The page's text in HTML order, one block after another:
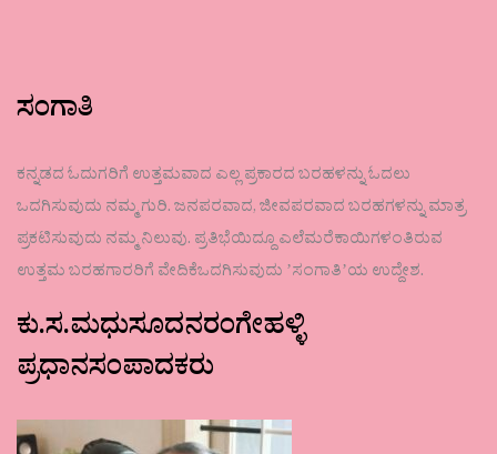
ಸಂಗಾತಿ
ಕನ್ನಡದ ಓದುಗರಿಗೆ ಉತ್ತಮವಾದ ಎಲ್ಲ ಪ್ರಕಾರದ ಬರಹಳನ್ನು ಓದಲು
ಒದಗಿಸುವುದು ನಮ್ಮ ಗುರಿ. ಜನಪರವಾದ, ಜೀವಪರವಾದ ಬರಹಗಳನ್ನು ಮಾತ್ರ
ಪ್ರಕಟಿಸುವುದು ನಮ್ಮ ನಿಲುವು. ಪ್ರತಿಭೆಯಿದ್ದೂ ಎಲೆಮರೆಕಾಯಿಗಳಂತಿರುವ
ಉತ್ತಮ ಬರಹಗಾರರಿಗೆ ವೇದಿಕೆಒದಗಿಸುವುದು ʼಸಂಗಾತಿʼಯ ಉದ್ದೇಶ.
ಕು.ಸ.ಮಧುಸೂದನರಂಗೇಹಳ್ಳಿ
ಪ್ರಧಾನಸಂಪಾದಕರು